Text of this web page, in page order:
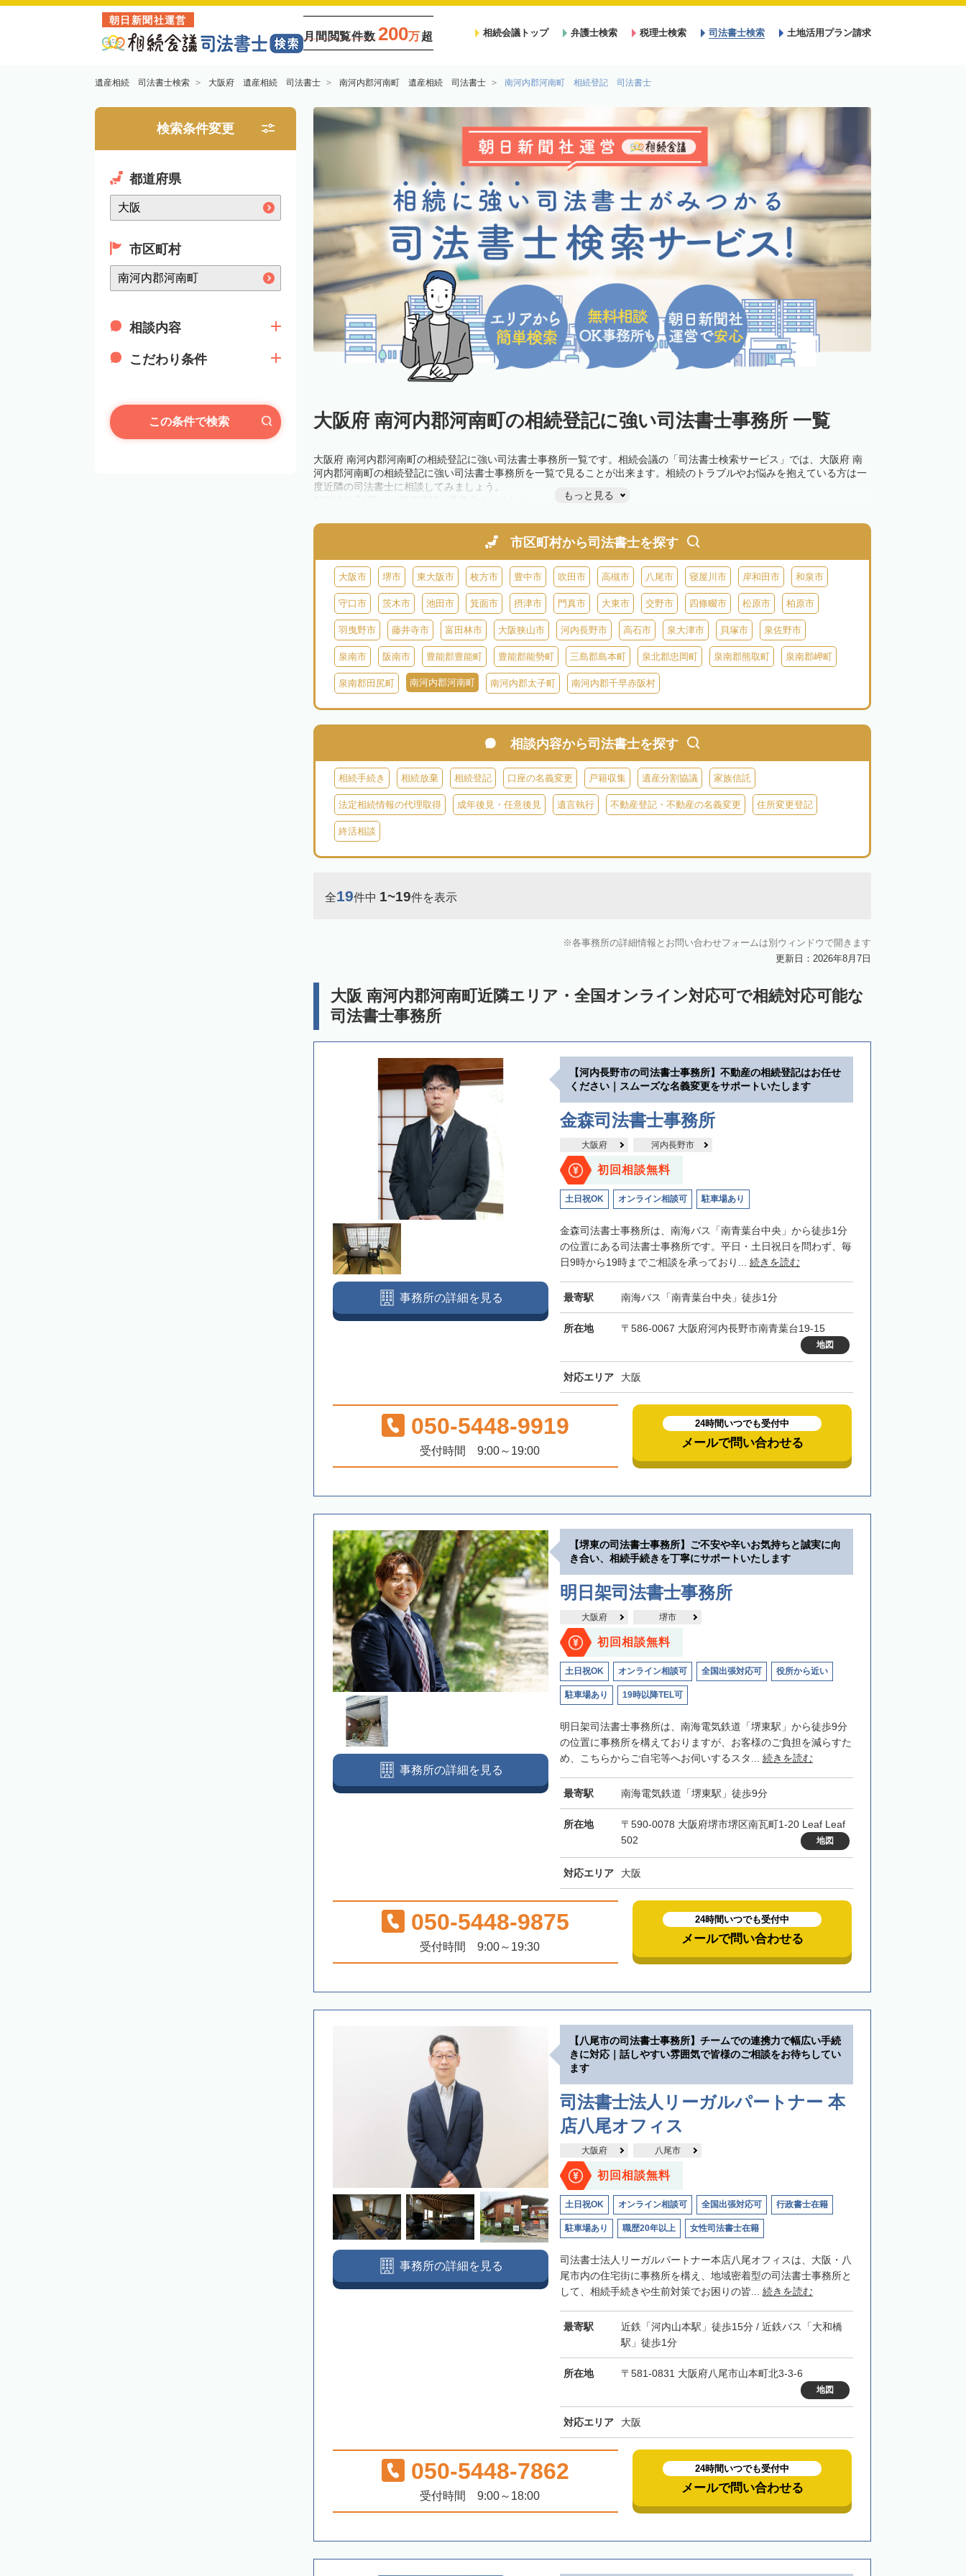
朝日新聞社運営
月間閲覧件数 200万超 相続会議トップ 弁護士検索 税理士検索 司法書士検索 土地活用プラン請求
遺産相続 司法書士検索 大阪府 遺産相続 司法書士 南河内郡河南町 遺産相続 司法書士 南河内郡河南町 相続登記 司法書士
検索条件変更
都道府県
市区町村
相談内容
こだわり条件
この条件で検索 大阪府 南河内郡河南町の相続登記に強い司法書士事務所 一覧
大阪府 南河内郡河南町の相続登記に強い司法書士事務所一覧です。相続会議の「司法書士検索サービス」では、大阪府 南
河内郡河南町の相続登記に強い司法書士事務所を一覧で見ることが出来ます。相続のトラブルやお悩みを抱えている方は一
度近隣の司法書士に相談してみましょう。
きが必要です。義務化前の相続も対象となるため注意しましょう。
相続登記は法律で定められており、司法書士に依頼すれば手間を省けます。その他の相続手続きも任せることが可能です。
制度の活用を検討しましょう。司法書士への相談も可能です。
もっと見る
市区町村から司法書士を探す
大阪市 堺市 東大阪市 枚方市 豊中市 吹田市 高槻市 八尾市 寝屋川市 岸和田市 和泉市
守口市 茨木市 池田市 箕面市 摂津市 門真市 大東市 交野市 四條畷市 松原市 柏原市
羽曳野市 藤井寺市 富田林市 大阪狭山市 河内長野市 高石市 泉大津市 貝塚市 泉佐野市
泉南市 阪南市 豊能郡豊能町 豊能郡能勢町 三島郡島本町 泉北郡忠岡町 泉南郡熊取町 泉南郡岬町
泉南郡田尻町 南河内郡河南町 南河内郡太子町 南河内郡千早赤阪村
相談内容から司法書士を探す
相続手続き 相続放棄 相続登記 口座の名義変更 戸籍収集 遺産分割協議 家族信託
法定相続情報の代理取得 成年後見・任意後見 遺言執行 不動産登記・不動産の名義変更 住所変更登記
終活相談
全19件中 1~19件を表示
各事務所の詳細情報とお問い合わせフォームは別ウィンドウで開きます
更新日：2026年8月7日
大阪 南河内郡河南町近隣エリア・全国オンライン対応可で相続対応可能な
司法書士事務所
【河内長野市の司法書士事務所】不動産の相続登記はお任せ
ください｜スムーズな名義変更をサポートいたします
金森司法書士事務所
大阪府 河内長野市
初回相談無料
土日祝OK オンライン相談可 駐車場あり
金森司法書士事務所は、南海バス「南青葉台中央」から徒歩1分
の位置にある司法書士事務所です。平日・土日祝日を問わず、毎
日9時から19時までご相談を承っており... 続きを読む
最寄駅 南海バス「南青葉台中央」徒歩1分
所在地 〒586-0067 大阪府河内長野市南青葉台19-15
地図
対応エリア 大阪
事務所の詳細を見る
050-5448-9919
受付時間 9:00～19:00
24時間いつでも受付中
メールで問い合わせる
【堺東の司法書士事務所】ご不安や辛いお気持ちと誠実に向
き合い、相続手続きを丁寧にサポートいたします
明日架司法書士事務所
大阪府 堺市
初回相談無料
土日祝OK オンライン相談可 全国出張対応可 役所から近い
駐車場あり 19時以降TEL可
明日架司法書士事務所は、南海電気鉄道「堺東駅」から徒歩9分
の位置に事務所を構えておりますが、お客様のご負担を減らすた
め、こちらからご自宅等へお伺いするスタ... 続きを読む
最寄駅 南海電気鉄道「堺東駅」徒歩9分
所在地
〒590-0078 大阪府堺市堺区南瓦町1-20 Leaf Leaf
502
地図
対応エリア 大阪
事務所の詳細を見る
050-5448-9875
受付時間 9:00～19:30
24時間いつでも受付中
メールで問い合わせる
【八尾市の司法書士事務所】チームでの連携力で幅広い手続
きに対応｜話しやすい雰囲気で皆様のご相談をお待ちしてい
ます
司法書士法人リーガルパートナー 本
店八尾オフィス
大阪府 八尾市
初回相談無料
土日祝OK オンライン相談可 全国出張対応可 行政書士在籍
駐車場あり 職歴20年以上 女性司法書士在籍
司法書士法人リーガルパートナー本店八尾オフィスは、大阪・八
尾市内の住宅街に事務所を構え、地域密着型の司法書士事務所と
して、相続手続きや生前対策でお困りの皆... 続きを読む
最寄駅
近鉄「河内山本駅」徒歩15分 / 近鉄バス「大和橋
駅」徒歩1分
所在地 〒581-0831 大阪府八尾市山本町北3-3-6
地図
対応エリア 大阪
事務所の詳細を見る
050-5448-7862
受付時間 9:00～18:00
24時間いつでも受付中
メールで問い合わせる